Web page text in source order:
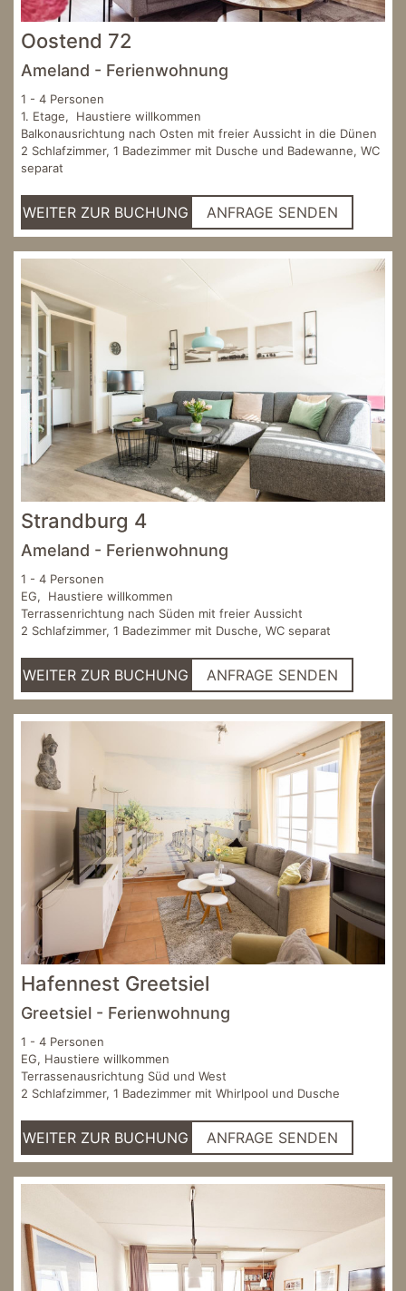
Oostend 72
Ameland - Ferienwohnung
1 - 4 Personen
1. Etage, Haustiere willkommen
Balkonausrichtung nach Osten mit freier Aussicht in die Dünen
2 Schlafzimmer, 1 Badezimmer mit Dusche und Badewanne, WC
separat
WEITER ZUR BUCHUNG ANFRAGE SENDEN
Strandburg 4
Ameland - Ferienwohnung
1 - 4 Personen
EG, Haustiere willkommen
Terrassenrichtung nach Süden mit freier Aussicht
2 Schlafzimmer, 1 Badezimmer mit Dusche, WC separat
WEITER ZUR BUCHUNG ANFRAGE SENDEN
Hafennest Greetsiel
Greetsiel - Ferienwohnung
1 - 4 Personen
EG, Haustiere willkommen
Terrassenausrichtung Süd und West
2 Schlafzimmer, 1 Badezimmer mit Whirlpool und Dusche
WEITER ZUR BUCHUNG ANFRAGE SENDEN